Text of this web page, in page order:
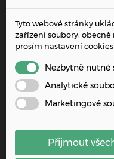
+420
Tyto webové stránky
zařízení soubory,
prosím nastavení
Nezbytně nutné
Analytické
Marketingové
Přijmout